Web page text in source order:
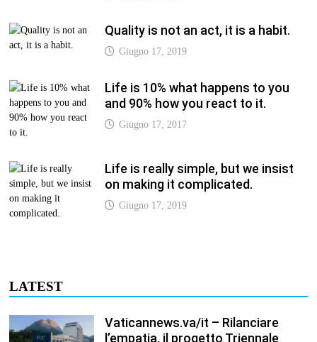
Quality is not an act, it is a habit.
Giugno 17, 2019
Life is 10% what happens to you
and 90% how you react to it.
Giugno 17, 2017
Life is really simple, but we insist
on making it complicated.
Giugno 17, 2019
LATEST
Vaticannews.va/it – Rilanciare
l’empatia, il progetto Triennale